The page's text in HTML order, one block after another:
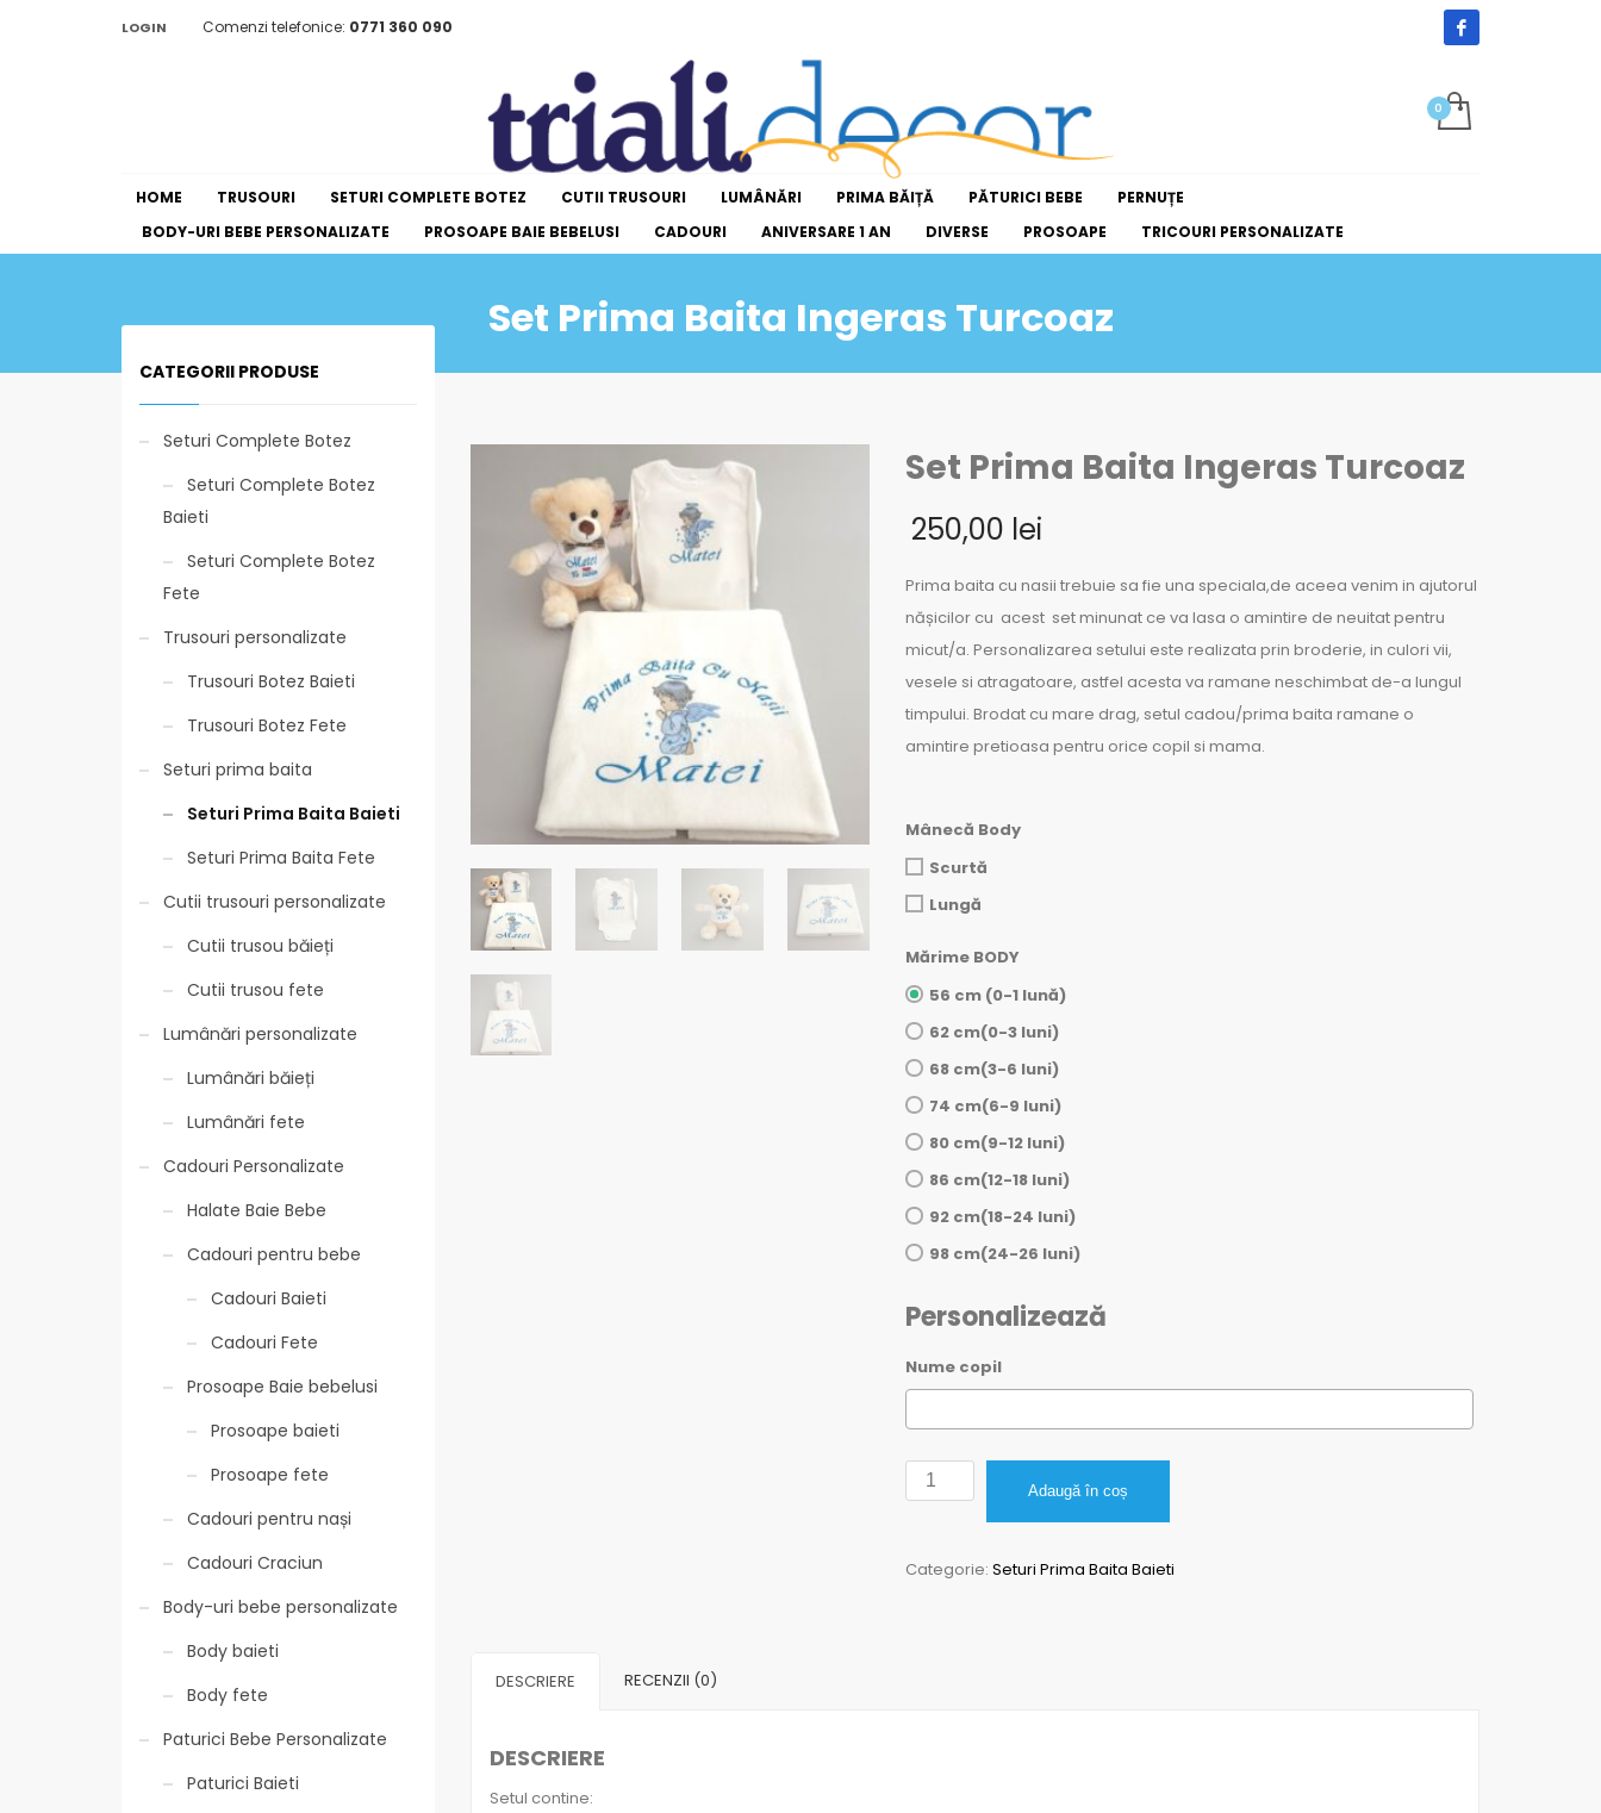
LOGIN Comenzi telefonice: 0771 360 090
HOME TRUSOURI SETURI COMPLETE BOTEZ CUTII TRUSOURI LUMÂNĂRI PRIMA BĂIȚĂ PĂTURICI BEBE
PERNUȚE
BODY-URI BEBE PERSONALIZATE
PROSOAPE BAIE BEBELUSI CADOURI ANIVERSARE 1 AN DIVERSE PROSOAPE TRICOURI PERSONALIZATE
Set Prima Baita Ingeras Turcoaz
Set Prima Baita Ingeras Turcoaz
250,00 lei
Prima baita cu nasii trebuie sa fie una speciala,de aceea venim in ajutorul
nășicilor cu acest set minunat ce va lasa o amintire de neuitat pentru
micut/a. Personalizarea setului este realizata prin broderie, in culori vii,
vesele si atragatoare, astfel acesta va ramane neschimbat de-a lungul
timpului. Brodat cu mare drag, setul cadou/prima baita ramane o
amintire pretioasa pentru orice copil si mama.
Mânecă Body
Scurtă
Lungă
Mărime BODY
56 cm (0-1 lună)
62 cm(0-3 luni)
68 cm(3-6 luni)
74 cm(6-9 luni)
80 cm(9-12 luni)
86 cm(12-18 luni)
92 cm(18-24 luni)
98 cm(24-26 luni)
Personalizează
Nume copil
Cantitate
Set
Baita
Adaugă în coș
Categorie:Seturi Prima Baita Baieti
DESCRIERE RECENZII (0)
DESCRIERE
Setul contine:
CATEGORII PRODUSE
Seturi Complete Botez
Seturi Complete Botez
Baieti
Seturi Complete Botez
Fete
Trusouri personalizate
Trusouri Botez Baieti
Trusouri Botez Fete
Seturi prima baita
Seturi Prima Baita Baieti
Seturi Prima Baita Fete
Cutii trusouri personalizate
Cutii trusou băieți
Cutii trusou fete
Lumânări personalizate
Lumânări băieți
Lumânări fete
Cadouri Personalizate
Halate Baie Bebe
Cadouri pentru bebe
Cadouri Baieti
Cadouri Fete
Prosoape Baie bebelusi
Prosoape baieti
Prosoape fete
Cadouri pentru nași
Cadouri Craciun
Body-uri bebe personalizate
Body baieti
Body fete
Paturici Bebe Personalizate
Paturici Baieti